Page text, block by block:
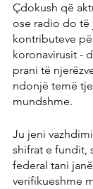
Çdokush që
ose radio do të
kontributeve
koronavirusit -
prani të
ndonjë temë
mundshme.
Ju jeni
shifrat e fundit,
federal tani
verifikueshme